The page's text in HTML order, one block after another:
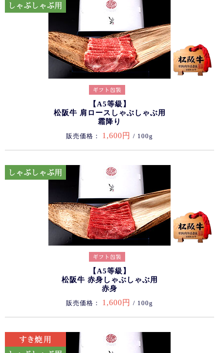
【A5等級】
松阪牛 肩ロースしゃぶしゃぶ用
霜降り
販売価格： 1,600円 / 100g
【A5等級】
松阪牛 赤身しゃぶしゃぶ用
赤身
販売価格： 1,600円 / 100g